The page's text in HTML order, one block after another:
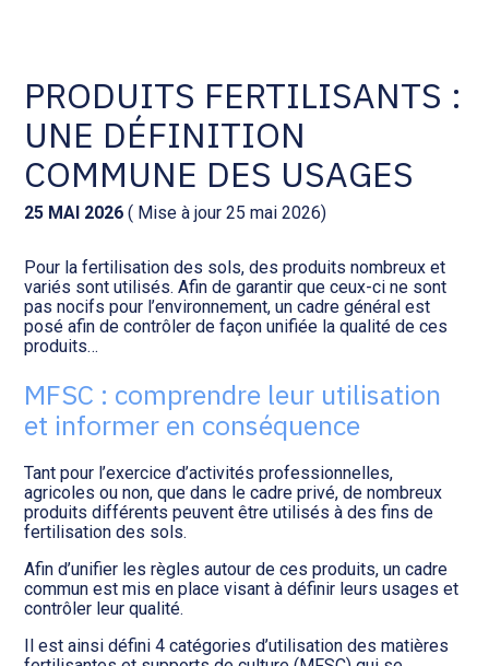
Social et ressources humaines
Assistance juridique
Audit légal
Procédures collectives
Transition numérique
Tenue de votre comptabilité :
ACD
Facturation et pilotage :
Facturation et pilotage : MEG
Analyse et tableau de bord :
Gérer vos ressources
PRODUITS FERTILISANTS :
UNE DÉFINITION
COMMUNE DES USAGES
25 MAI 2026 ( Mise à jour 25 mai 2026)
Pour la fertilisation des sols, des produits nombreux et
variés sont utilisés. Afin de garantir que ceux-ci ne sont
pas nocifs pour l’environnement, un cadre général est
posé afin de contrôler de façon unifiée la qualité de ces
produits…
MFSC : comprendre leur utilisation
et informer en conséquence
Tant pour l’exercice d’activités professionnelles,
agricoles ou non, que dans le cadre privé, de nombreux
produits différents peuvent être utilisés à des fins de
fertilisation des sols.
Afin d’unifier les règles autour de ces produits, un cadre
commun est mis en place visant à définir leurs usages et
contrôler leur qualité.
Il est ainsi défini 4 catégories d’utilisation des matières